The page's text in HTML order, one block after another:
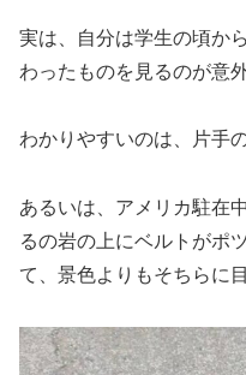
実は、自分は学生の頃か
わったものを見るのが意
わかりやすいのは、片手の
あるいは、アメリカ駐在
るの岩の上にベルトがポ
て、景色よりもそちらに